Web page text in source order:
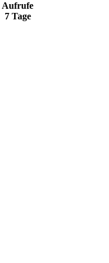
Aufrufe
7 Tage